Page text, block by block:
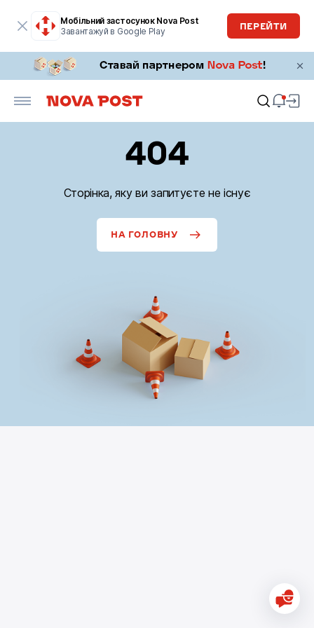
Мобільний застосунок Nova Post
Завантажуй в Google Play
ПЕРЕЙТИ
404
Сторінка, яку ви запитуєте не існує
НА ГОЛОВНУ